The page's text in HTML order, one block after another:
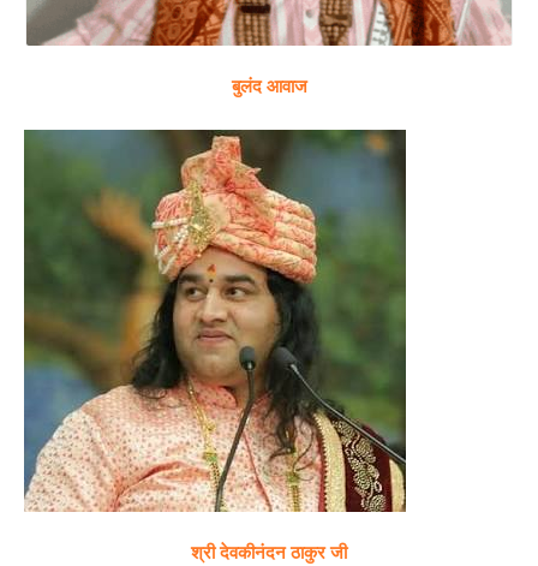
बुलंद आवाज
श्री देवकीनंदन ठाकुर जी